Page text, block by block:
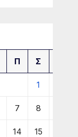
Π Σ
1
7 8
14 15